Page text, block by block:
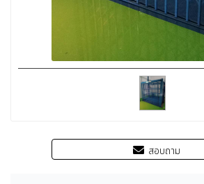
สอบถาม